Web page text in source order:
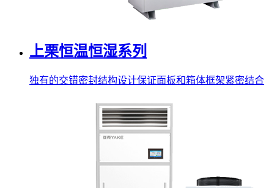
上栗恒温恒湿系列
独有的交错密封结构设计保证面板和箱体框架紧密结合